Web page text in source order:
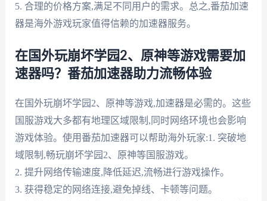
5. 合理的价格方案,满足不同用户的需求。总之,番茄加速
器是海外游戏玩家值得信赖的加速器服务。
在国外玩崩坏学园2、原神等游戏需要加
速器吗？番茄加速器助力流畅体验
在国外玩崩坏学园2、原神等游戏,加速器是必需的。这些
国服游戏大多都有地理区域限制,同时网络环境也会影响
游戏体验。使用番茄加速器可以帮助海外玩家:1. 突破地
域限制,畅玩崩坏学园2、原神等国服游戏。
2. 提升网络传输速度,降低延迟,流畅进行游戏操作。
3. 获得稳定的网络连接,避免掉线、卡顿等问题。